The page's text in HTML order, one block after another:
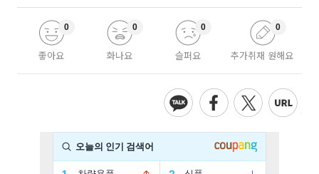
좋아요
0
화나요
0
슬퍼요
0
추가취재 원해요
0